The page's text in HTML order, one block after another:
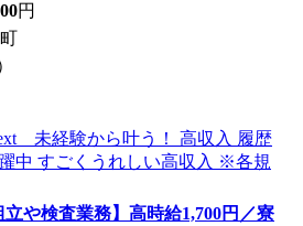
円
立や検査業務】高時給1,700円／寮